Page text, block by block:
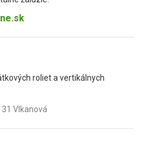
roliet a vertikálnych
Vlkanová